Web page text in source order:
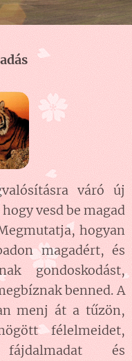
váró új
vesd be magad
hogyan
magadért, és
gondoskodást,
benned. A
menj át a tűzön,
félelmeidet,
és